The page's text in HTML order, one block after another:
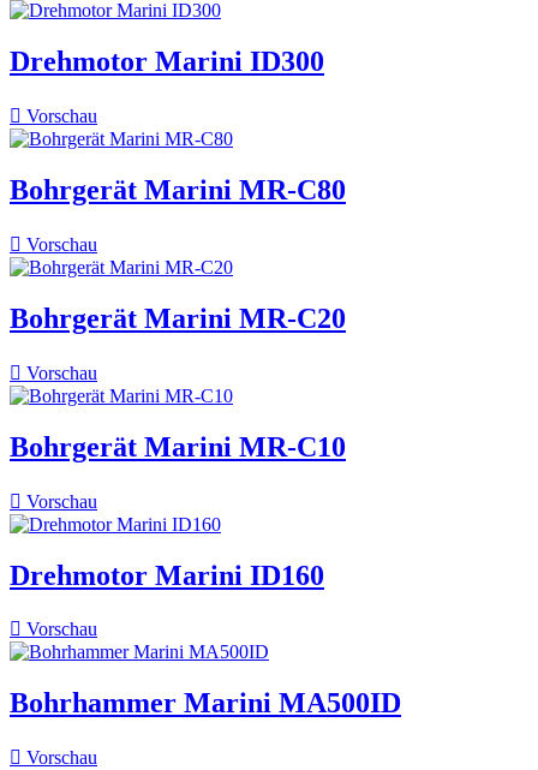
Drehmotor Marini ID300
 Vorschau
Bohrgerät Marini MR-C80
 Vorschau
Bohrgerät Marini MR-C20
 Vorschau
Bohrgerät Marini MR-C10
 Vorschau
Drehmotor Marini ID160
 Vorschau
Bohrhammer Marini MA500ID
 Vorschau